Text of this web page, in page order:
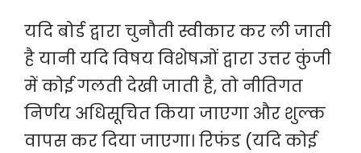
यदि बोर्ड द्वारा चुनौती स्वीकार कर ली जाती
है यानी यदि विषय विशेषज्ञों द्वारा उत्तर कुंजी
में कोई गलती देखी जाती है, तो नीतिगत
निर्णय अधिसूचित किया जाएगा और शुल्क
वापस कर दिया जाएगा। रिफंड (यदि कोई